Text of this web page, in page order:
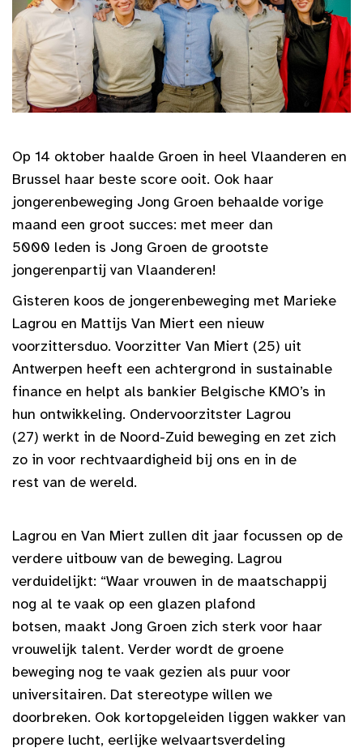
Op 14 oktober haalde Groen in heel Vlaanderen en
Brussel haar beste score ooit. Ook haar
jongerenbeweging Jong Groen behaalde vorige
maand een groot succes: met meer dan
5000 leden is Jong Groen de grootste
jongerenpartij van Vlaanderen!
Gisteren koos de jongerenbeweging met Marieke
Lagrou en Mattijs Van Miert een nieuw
voorzittersduo. Voorzitter Van Miert (25) uit
Antwerpen heeft een achtergrond in sustainable
finance en helpt als bankier Belgische KMO’s in
hun ontwikkeling. Ondervoorzitster Lagrou
(27) werkt in de Noord-Zuid beweging en zet zich
zo in voor rechtvaardigheid bij ons en in de
rest van de wereld.
Lagrou en Van Miert zullen dit jaar focussen op de
verdere uitbouw van de beweging. Lagrou
verduidelijkt: “Waar vrouwen in de maatschappij
nog al te vaak op een glazen plafond
botsen, maakt Jong Groen zich sterk voor haar
vrouwelijk talent. Verder wordt de groene
beweging nog te vaak gezien als puur voor
universitairen. Dat stereotype willen we
doorbreken. Ook kortopgeleiden liggen wakker van
propere lucht, eerlijke welvaartsverdeling